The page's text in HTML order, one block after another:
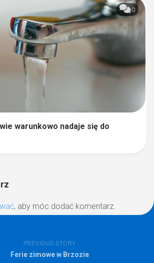
0
warunkowo nadaje się do
, aby móc dodać komentarz.
PREVIOUS STORY
Ferie zimowe w Brzozie